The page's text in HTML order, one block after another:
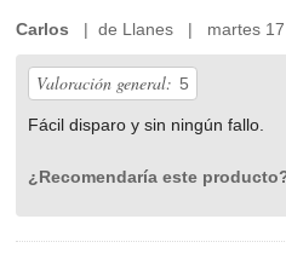
Carlos | de Llanes | martes 17
Valoración general: 5
Fácil disparo y sin ningún fallo.
¿Recomendaría este